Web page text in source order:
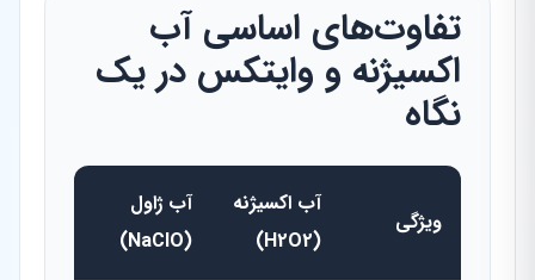
تفاوت‌های اساسی آب
اکسیژنه و وایتکس در یک
نگاه
ویژگی
آب اکسیژنه
(H2O2)
آب ژاول
(NaClO)